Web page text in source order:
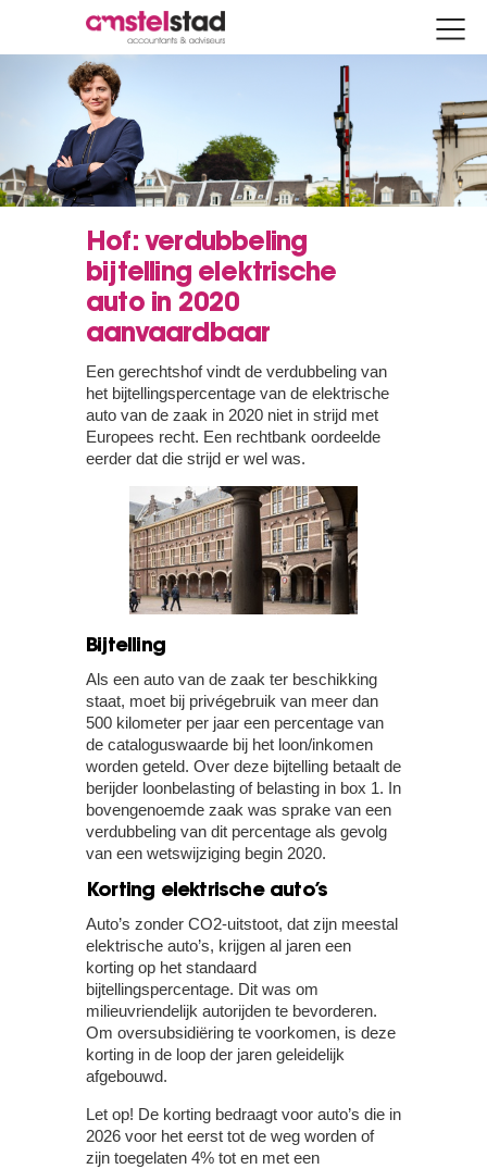
Hof: verdubbeling
bijtelling elektrische
auto in 2020
aanvaardbaar
Een gerechtshof vindt de verdubbeling van
het bijtellingspercentage van de elektrische
auto van de zaak in 2020 niet in strijd met
Europees recht. Een rechtbank oordeelde
eerder dat die strijd er wel was.
Bijtelling
Als een auto van de zaak ter beschikking
staat, moet bij privégebruik van meer dan
500 kilometer per jaar een percentage van
de cataloguswaarde bij het loon/inkomen
worden geteld. Over deze bijtelling betaalt de
berijder loonbelasting of belasting in box 1. In
bovengenoemde zaak was sprake van een
verdubbeling van dit percentage als gevolg
van een wetswijziging begin 2020.
Korting elektrische auto’s
Auto’s zonder CO2-uitstoot, dat zijn meestal
elektrische auto’s, krijgen al jaren een
korting op het standaard
bijtellingspercentage. Dit was om
milieuvriendelijk autorijden te bevorderen.
Om oversubsidiëring te voorkomen, is deze
korting in de loop der jaren geleidelijk
afgebouwd.
Let op! De korting bedraagt voor auto’s die in
2026 voor het eerst tot de weg worden of
zijn toegelaten 4% tot en met een